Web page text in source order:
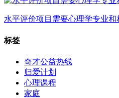
水平评价项目需要心理学专业和
标签
奇才公益热线
归爱计划
心理课程
家庭